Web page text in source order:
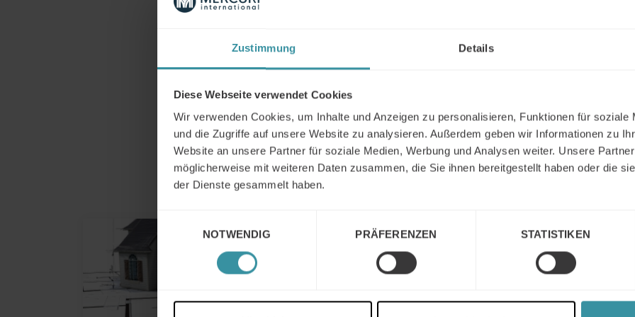
Zustimmung Details
Diese Webseite verwendet Cookies
Wir verwenden Cookies, um Inhalte und Anzeigen zu personalisieren, Funktionen für soziale
und die Zugriffe auf unsere Website zu analysieren. Außerdem geben wir Informationen zu
Website an unsere Partner für soziale Medien, Werbung und Analysen weiter. Unsere
möglicherweise mit weiteren Daten zusammen, die Sie ihnen bereitgestellt haben oder die
der Dienste gesammelt haben.
Einwilligungsauswahl
NOTWENDIG
PRÄFERENZEN STATISTIKEN